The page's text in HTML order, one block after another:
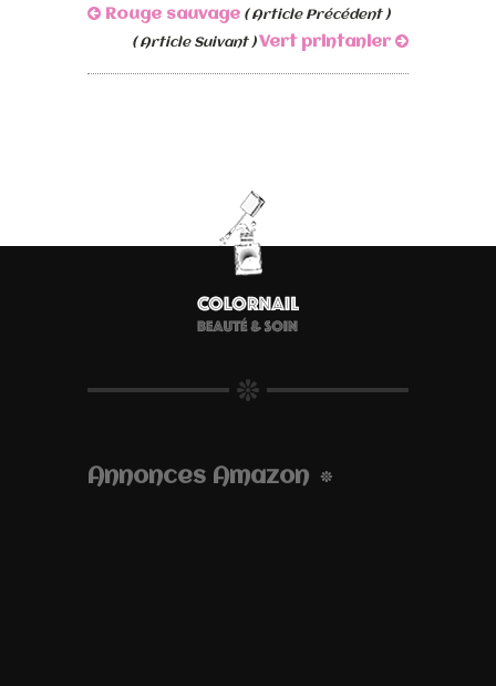
Rouge sauvage ( Article Précédent )
( Article Suivant )Vert printanier
Annonces Amazon